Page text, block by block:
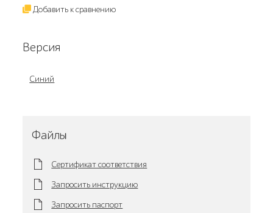
Добавить к сравнению
Версия
Синий
Файлы
Сертификат соответствия
Запросить инструкцию
Запросить паспорт